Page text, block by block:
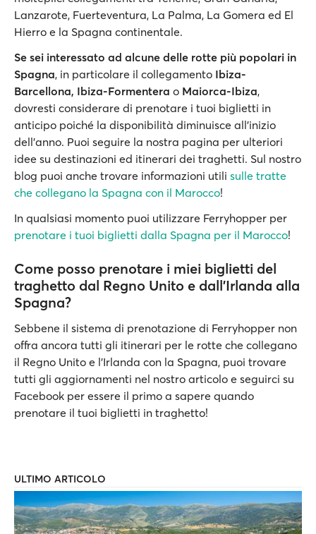
Lanzarote, Fuerteventura, La Palma, La Gomera ed El
Hierro e la Spagna continentale.
Se sei interessato ad alcune delle rotte più popolari in
Spagna, in particolare il collegamento Ibiza-
Barcellona, Ibiza-Formentera o Maiorca-Ibiza,
dovresti considerare di prenotare i tuoi biglietti in
anticipo poiché la disponibilità diminuisce all'inizio
dell'anno. Puoi seguire la nostra pagina per ulteriori
idee su destinazioni ed itinerari dei traghetti. Sul nostro
blog puoi anche trovare informazioni utili sulle tratte
che collegano la Spagna con il Marocco!
In qualsiasi momento puoi utilizzare Ferryhopper per
prenotare i tuoi biglietti dalla Spagna per il Marocco!
Come posso prenotare i miei biglietti del
traghetto dal Regno Unito e dall'Irlanda alla
Spagna?
Sebbene il sistema di prenotazione di Ferryhopper non
offra ancora tutti gli itinerari per le rotte che collegano
il Regno Unito e l'Irlanda con la Spagna, puoi trovare
tutti gli aggiornamenti nel nostro articolo e seguirci su
Facebook per essere il primo a sapere quando
prenotare il tuoi biglietti in traghetto!
ULTIMO ARTICOLO